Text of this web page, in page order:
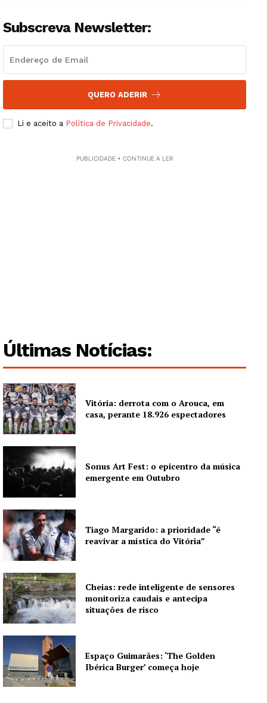
Publicidade
Subscreva Newsletter:
QUERO ADERIR
Li e aceito a Política de Privacidade.
PUBLICIDADE • CONTINUE A LER
Últimas Notícias:
Vitória: derrota com o Arouca, em
casa, perante 18.926 espectadores
Sonus Art Fest: o epicentro da música
emergente em Outubro
Tiago Margarido: a prioridade “é
reavivar a mística do Vitória”
Cheias: rede inteligente de sensores
monitoriza caudais e antecipa
situações de risco
Espaço Guimarães: ‘The Golden
Ibérica Burger’ começa hoje